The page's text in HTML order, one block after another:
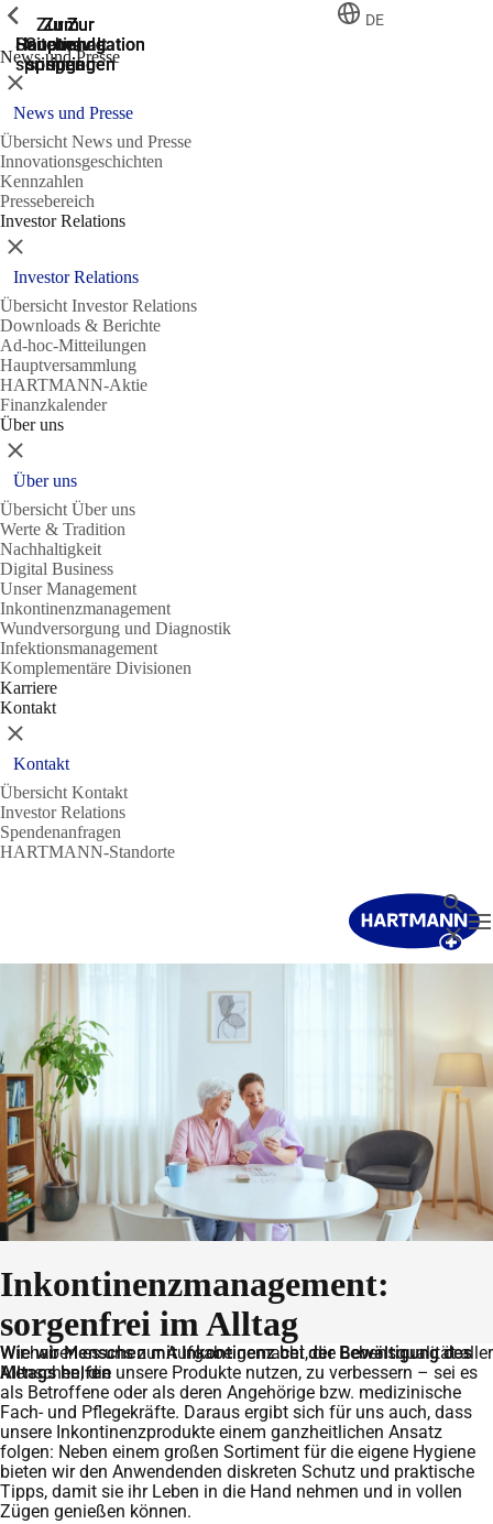
Zur
Suche
springen
Zur
Hauptnavigation
springen
Zur
Hauptnavigation
springen
Zum
Hauptinhalt
springen
Zum
Seitenende
springen
DE
News und Presse
Zeige vorherige
Schließen
News und Presse
Übersicht News und Presse
Innovationsgeschichten
Kennzahlen
Pressebereich
Investor Relations
Zeige vorherige
Schließen
Investor Relations
Übersicht Investor Relations
Downloads & Berichte
Ad-hoc-Mitteilungen
Hauptversammlung
HARTMANN-Aktie
Finanzkalender
Über uns
Zeige vorherige
Schließen
Über uns
Übersicht Über uns
Werte & Tradition
Nachhaltigkeit
Digital Business
Unser Management
Inkontinenzmanagement
Wundversorgung und Diagnostik
Infektionsmanagement
Komplementäre Divisionen
Karriere
Kontakt
Zeige vorherige
Schließen
Kontakt
Übersicht Kontakt
Investor Relations
Spendenanfragen
HARTMANN-Standorte
Suche
Inkontinenzmanagement:
sorgenfrei im Alltag
Wie wir Menschen mit Inkontinenz bei der Bewältigung des
Alltags helfen
Wir haben es uns zur Aufgabe gemacht, die Lebensqualität aller
Menschen, die unsere Produkte nutzen, zu verbessern – sei es
als Betroffene oder als deren Angehörige bzw. medizinische
Fach- und Pflegekräfte. Daraus ergibt sich für uns auch, dass
unsere Inkontinenzprodukte einem ganzheitlichen Ansatz
folgen: Neben einem großen Sortiment für die eigene Hygiene
bieten wir den Anwendenden diskreten Schutz und praktische
Tipps, damit sie ihr Leben in die Hand nehmen und in vollen
Zügen genießen können.